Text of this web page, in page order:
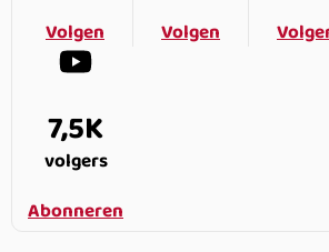
Volgen
Volgen
7,5K
volgers
Abonneren